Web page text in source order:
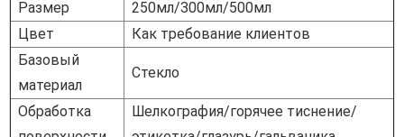
Размер
250мл/300мл/500мл
Цвет
Как требование клиентов
Базовый
материал
Стекло
Обработка
Шелкография/горячее тиснение/